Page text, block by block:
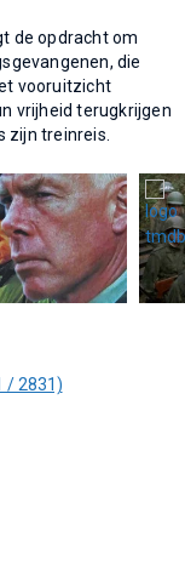
de opdracht om
die
vooruitzicht
vrijheid terugkrijgen
zijn treinreis.
/ 2831)